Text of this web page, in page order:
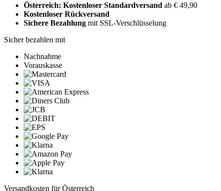
Österreich: Kostenloser Standardversand ab € 49,90
Kostenloser Rückversand
Sichere Bezahlung mit SSL-Verschlüsselung
Sicher bezahlen mit
Nachnahme
Vorauskasse
Versandkosten für Österreich